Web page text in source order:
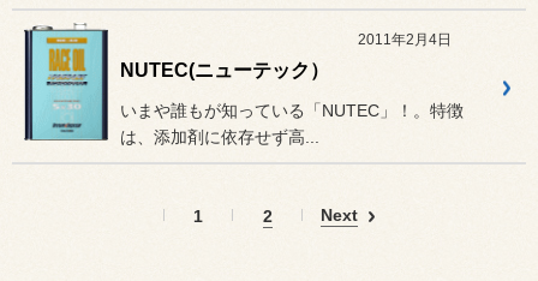
2011年2月4日
NUTEC(ニューテック）
いまや誰もが知っている「NUTEC」！。特徴
は、添加剤に依存せず高...
1 2 Next